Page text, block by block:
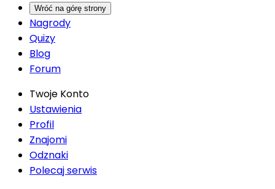
Wróć na górę strony
Nagrody
Quizy
Blog
Forum
Twoje Konto
Ustawienia
Profil
Znajomi
Odznaki
Polecaj serwis